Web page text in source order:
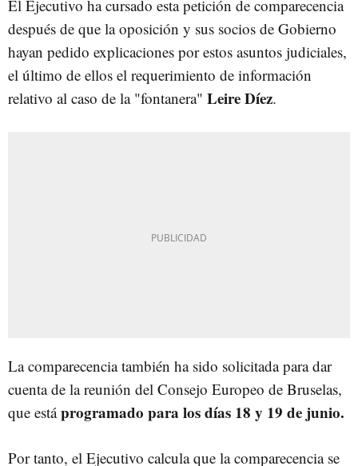
El Ejecutivo ha cursado esta petición de comparecencia
después de que la oposición y sus socios de Gobierno
hayan pedido explicaciones por estos asuntos judiciales,
el último de ellos el requerimiento de información
relativo al caso de la "fontanera" Leire Díez.
La comparecencia también ha sido solicitada para dar
cuenta de la reunión del Consejo Europeo de Bruselas,
que estáprogramado para los días 18 y 19 de junio.
Por tanto, el Ejecutivo calcula que la comparecencia se